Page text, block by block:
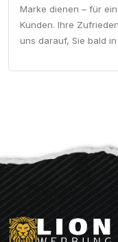
Marke dienen – für
Kunden. Ihre
uns darauf, Sie bald